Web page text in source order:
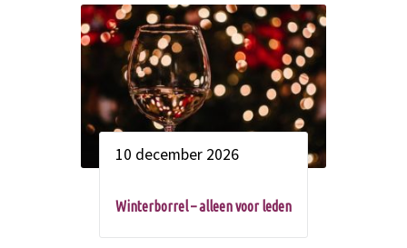
10 december 2026
Winterborrel – alleen voor leden